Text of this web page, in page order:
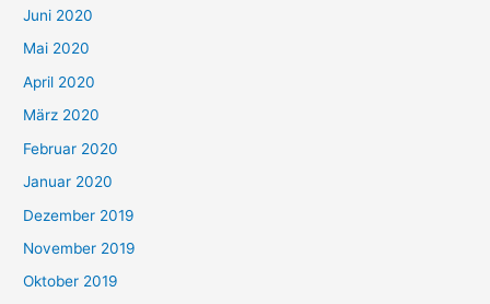
Juni 2020
Mai 2020
April 2020
März 2020
Februar 2020
Januar 2020
Dezember 2019
November 2019
Oktober 2019